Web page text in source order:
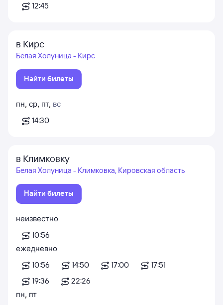
12:45
в Кирс
Белая Холуница - Кирс
Найти билеты
пн, ср, пт, вс
14:30
в Климковку
Белая Холуница - Климковка, Кировская область
Найти билеты
неизвестно
10:56
ежедневно
10:56
14:50 17:00
17:51
19:36
22:26
пн, пт